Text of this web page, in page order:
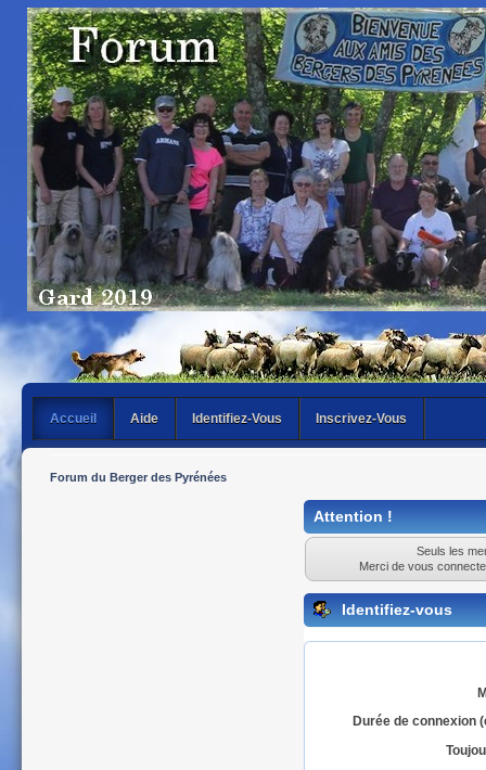
Accueil Aide Identifiez-Vous Inscrivez-Vous
Forum du Berger des Pyrénées
Attention !
Seuls les
Merci de vous
Identifiez-vous
Durée de connexion